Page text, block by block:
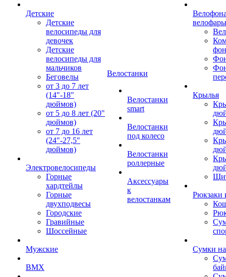
Детские
Детские
велосипеды для
девочек
Детские
велосипеды для
мальчиков
Беговелы
от 3 до 7 лет
(14"-18"
дюймов)
от 5 до 8 лет (20"
дюймов)
от 7 до 16 лет
(24"-27,5"
дюймов)
Электровелосипеды
Горные
хардтейлы
Горные
двухподвесы
Городские
Гравийные
Шоссейные
Мужские
BMX
Велостанки
Велостанки
smart
Велостанки
под колесо
Велостанки
роллерные
Аксессуары
к
велостанкам
велофары
Крылья
Рюкзаки
Сумки